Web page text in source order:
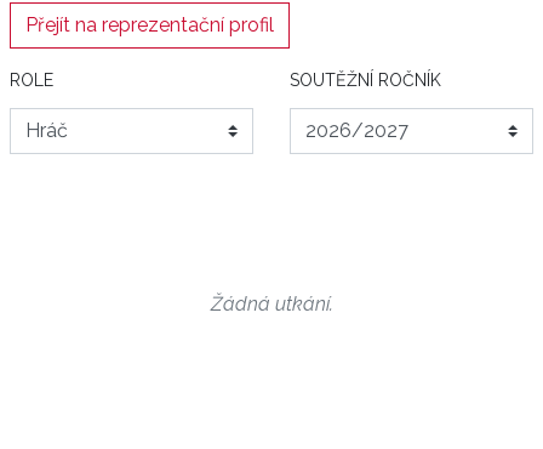
Přejít na reprezentační profil
ROLE SOUTĚŽNÍ ROČNÍK
Žádná utkání.